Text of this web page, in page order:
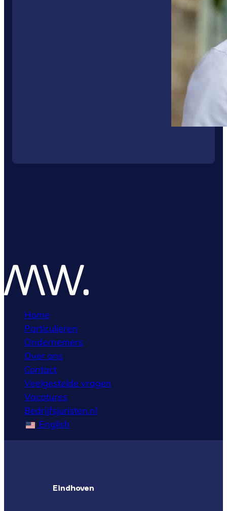
Home
Particulieren
Ondernemers
Over ons
Contact
Veelgestelde vragen
Vacatures
Bedrijfsjuristen.nl
English
Eindhoven